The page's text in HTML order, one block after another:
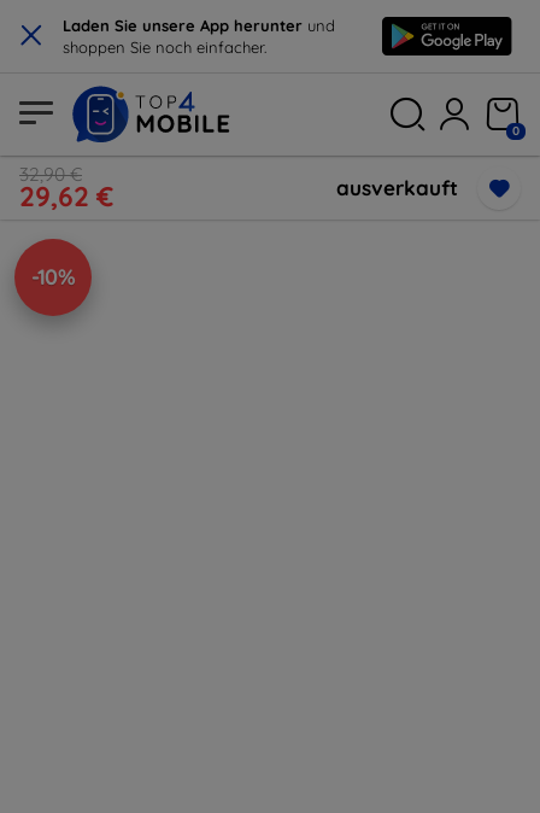
× Laden Sie unsere App herunter und
shoppen Sie noch einfacher.
0
32,90 €
29,62 € ausverkauft
-10%